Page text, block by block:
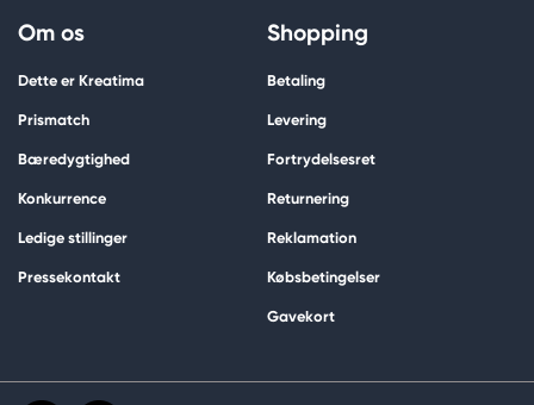
Om os
Dette er Kreatima
Prismatch
Bæredygtighed
Konkurrence
Ledige stillinger
Pressekontakt
Shopping
Betaling
Levering
Fortrydelsesret
Returnering
Reklamation
Købsbetingelser
Gavekort